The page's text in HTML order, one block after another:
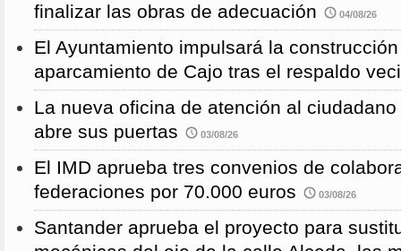
finalizar las obras de adecuación
04/08/26
El Ayuntamiento impulsará la
aparcamiento de Cajo tras el respaldo
La nueva oficina de atención al
abre sus puertas
03/08/26
El IMD aprueba tres convenios de
federaciones por 70.000 euros
03/08/26
Santander aprueba el proyecto para